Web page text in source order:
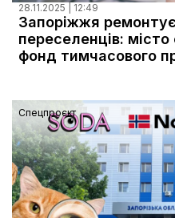
28.11.2025 | 12:49
Запоріжжя
переселенців:
фонд тимчасового
Спецпроєкт